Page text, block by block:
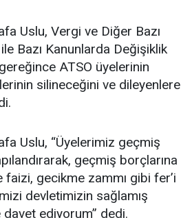
Uslu, Vergi ve Diğer Bazı
ile Bazı Kanunlarda Değişiklik
ATSO üyelerinin
silineceğini ve dileyenlere
Uslu, “Üyelerimiz geçmiş
geçmiş borçlarına
gecikme zammı gibi fer’i
devletimizin sağlamış
ediyorum” dedi.